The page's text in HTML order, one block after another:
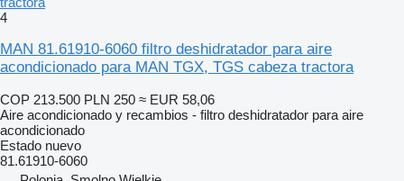
4
MAN 81.61910-6060 filtro deshidratador para aire
acondicionado para MAN TGX, TGS cabeza tractora
COP 213.500 PLN 250 ≈ EUR 58,06
Aire acondicionado y recambios - filtro deshidratador para aire
acondicionado
Estado nuevo
81.61910-6060